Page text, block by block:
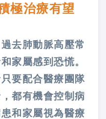
極治療有望
去肺動脈高壓常
家屬感到恐慌。
要配合醫療團隊
都有機會控制病
和家屬視為醫療